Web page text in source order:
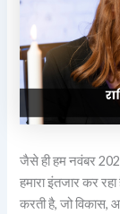
जैसे ही हम नवंबर
हमारा इंतजार कर
करती है, जो विकास,